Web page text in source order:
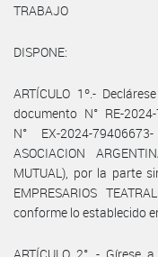
TRABAJO
DISPONE:
ARTÍCULO 1º.-
documento N° RE-
N° EX-2024-
ASOCIACION
MUTUAL), por la parte
EMPRESARIOS
conforme lo establecido
ARTÍCULO 2°. - Gírese